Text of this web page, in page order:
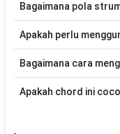
belajar memainkan lagu
Elsa Pitaloka. Pada
Bagaimana pola
acuan,
laguSeso Bamandi
Apakah perlu
kunci dasarEm. Jika
sesuai kebutuhan.
Bagaimana cara
Transpose (bawah)
Apakah chord ini